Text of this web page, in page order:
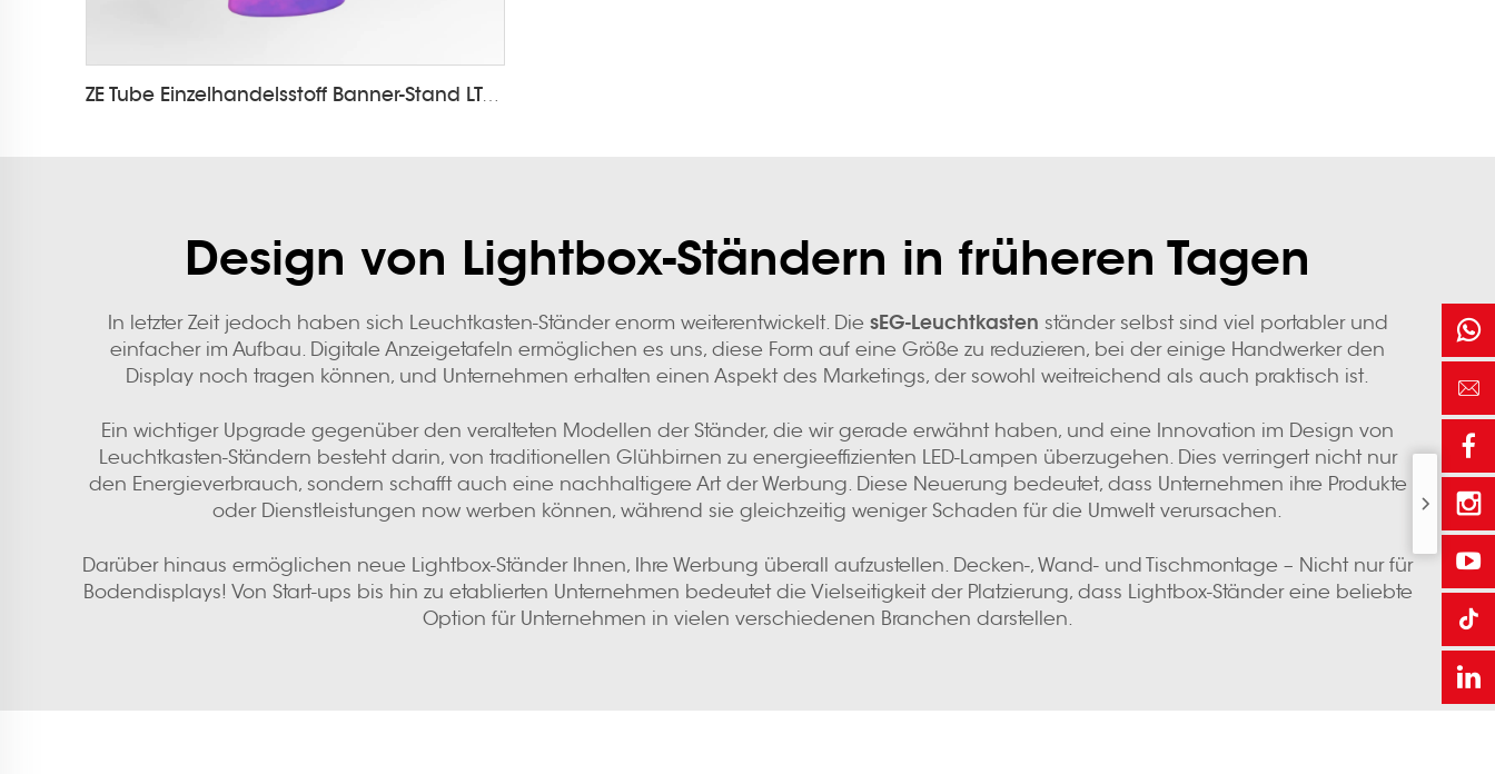
ZE Tube Einzelhandelsstoff Banner-Stand LT-24A1
Design von Lightbox-Ständern in früheren Tagen
In letzter Zeit jedoch haben sich Leuchtkasten-Ständer enorm weiterentwickelt. Die sEG-Leuchtkasten ständer selbst sind viel portabler und
einfacher im Aufbau. Digitale Anzeigetafeln ermöglichen es uns, diese Form auf eine Größe zu reduzieren, bei der einige Handwerker den
Display noch tragen können, und Unternehmen erhalten einen Aspekt des Marketings, der sowohl weitreichend als auch praktisch ist.
Ein wichtiger Upgrade gegenüber den veralteten Modellen der Ständer, die wir gerade erwähnt haben, und eine Innovation im Design von
Leuchtkasten-Ständern besteht darin, von traditionellen Glühbirnen zu energieeffizienten LED-Lampen überzugehen. Dies verringert nicht nur
den Energieverbrauch, sondern schafft auch eine nachhaltigere Art der Werbung. Diese Neuerung bedeutet, dass Unternehmen ihre Produkte
oder Dienstleistungen now werben können, während sie gleichzeitig weniger Schaden für die Umwelt verursachen.
Darüber hinaus ermöglichen neue Lightbox-Ständer Ihnen, Ihre Werbung überall aufzustellen. Decken-, Wand- und Tischmontage – Nicht nur für
Bodendisplays! Von Start-ups bis hin zu etablierten Unternehmen bedeutet die Vielseitigkeit der Platzierung, dass Lightbox-Ständer eine beliebte
Option für Unternehmen in vielen verschiedenen Branchen darstellen.